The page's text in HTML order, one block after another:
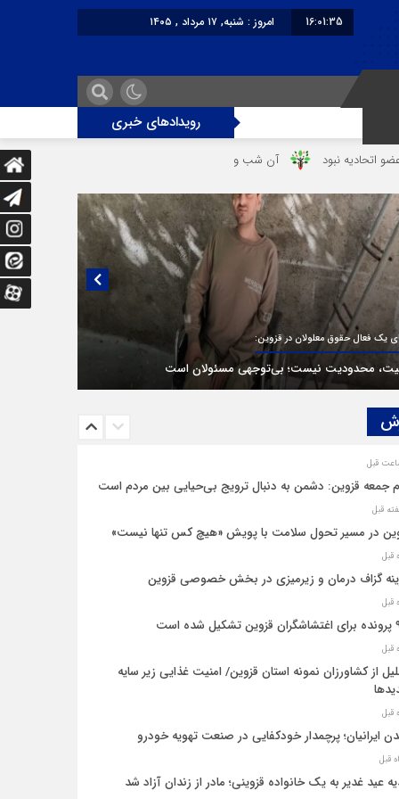
16:01:35
امروز : شنبه, ۱۷ مرداد , ۱۴۰۵
رویدادهای خبری
آن شب وحشتناک در خانه «عصمت» از دندانپزشک قاتل تا قاتل‌
منتشر نشده با پروفسور اهرنجانی، صاحب نظریه سه‌ شاخگی
جمعه قزوین: دشمن به دنبال ترویج بی‌حیایی بین مردم است
در مسیر تحول سلامت با پویش «هیچ‌ کس تنها نیست»
گزاف درمان و زیرمیزی در بخش خصوصی قزوین
است
از کشاورزان نمونه استان قزوین/ امنیت غذایی زیر سایه
ایرانیان؛ پرچمدار خودکفایی در صنعت تهویه خودرو
عید غدیر به یک خانواده قزوینی؛ مادر از زندان آزاد شد